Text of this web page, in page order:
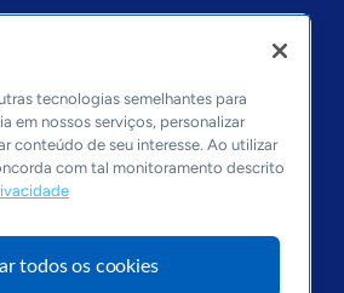
tecnologias semelhantes para
em nossos serviços, personalizar
conteúdo de seu interesse. Ao utilizar
com tal monitoramento descrito
todos os cookies